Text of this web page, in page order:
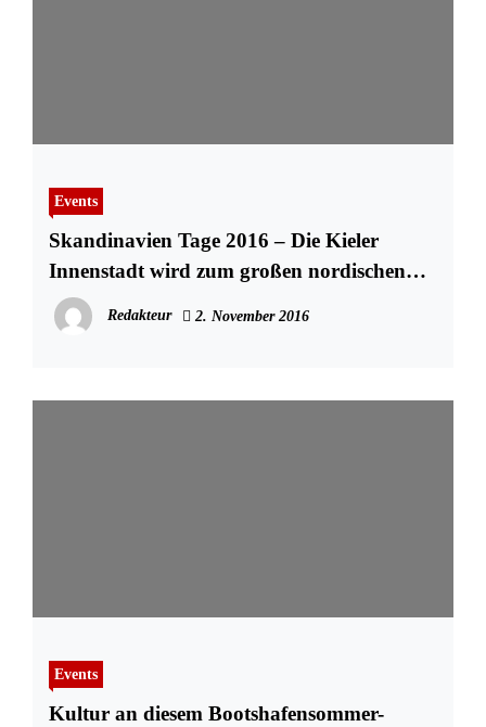
Events
Skandinavien Tage 2016 – Die Kieler
Innenstadt wird zum großen nordischen
Dorf
Redakteur 2. November 2016
Events
Kultur an diesem Bootshafensommer-